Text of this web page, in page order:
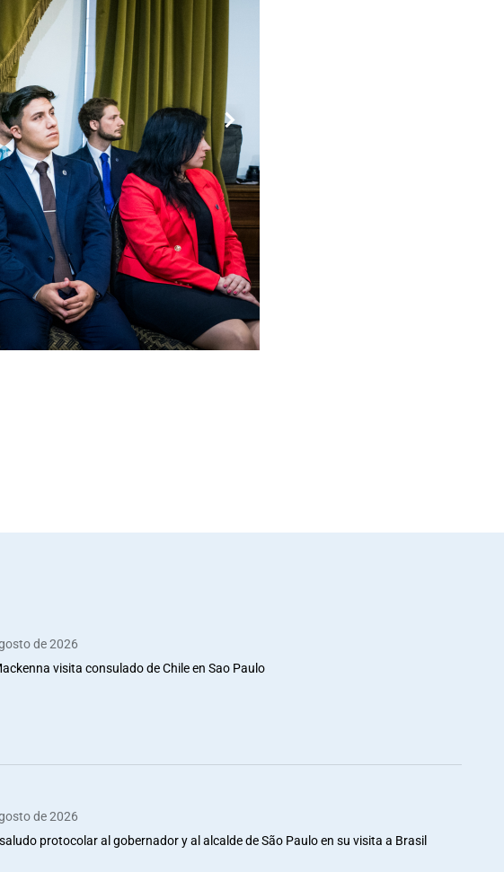
de 2026
visita consulado de Chile en Sao Paulo
de 2026
protocolar al gobernador y al alcalde de São Paulo en su visita a Brasil